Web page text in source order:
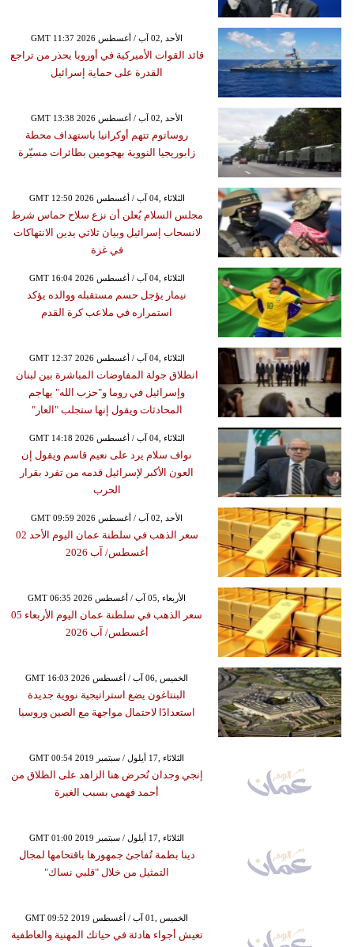
GMT 11:37 2026 الأحد ,02 آب / أغسطس
قائد القوات الأميركية في أوروبا يحذر من تراجع
القدرة على حماية إسرائيل
GMT 13:38 2026 الأحد ,02 آب / أغسطس
روساتوم تتهم أوكرانيا باستهداف محطة
زابوريجيا النووية بهجومين بطائرات مسيّرة
GMT 12:50 2026 الثلاثاء ,04 آب / أغسطس
مجلس السلام يُعلن أن نزع سلاح حماس شرط
لانسحاب إسرائيل وبيان ثلاثي يدين الانتهاكات
في غزة
GMT 16:04 2026 الثلاثاء ,04 آب / أغسطس
نيمار يؤجل حسم مستقبله ووالده يؤكد
استمراره في ملاعب كرة القدم
GMT 12:37 2026 الثلاثاء ,04 آب / أغسطس
انطلاق جولة المفاوضات المباشرة بين لبنان
وإسرائيل في روما و"حزب الله" يهاجم
المحادثات ويقول إنها ستجلب "العار"
GMT 14:18 2026 الثلاثاء ,04 آب / أغسطس
نواف سلام يرد على نعيم قاسم ويقول إن
العون الأكبر لإسرائيل قدمه من تفرد بقرار
الحرب
GMT 09:59 2026 الأحد ,02 آب / أغسطس
سعر الذهب في سلطنة عمان اليوم الأحد 02
أغسطس/ آب 2026
GMT 06:35 2026 الأربعاء ,05 آب / أغسطس
سعر الذهب في سلطنة عمان اليوم الأربعاء 05
أغسطس/ آب 2026
GMT 16:03 2026 الخميس ,06 آب / أغسطس
البنتاغون يضع استراتيجية نووية جديدة
استعدادًا لاحتمال مواجهة مع الصين وروسيا
GMT 00:54 2019 الثلاثاء ,17 أيلول / سبتمبر
إنجي وجدان تُحرض هنا الزاهد على الطلاق من
أحمد فهمي بسبب الغيرة
GMT 01:00 2019 الثلاثاء ,17 أيلول / سبتمبر
دينا بطمة تُفاجئ جمهورها باقتحامها لمجال
التمثيل من خلال "قلبي نساك"
GMT 09:52 2019 الخميس ,01 آب / أغسطس
تعيش أجواء هادئة في حياتك المهنية والعاطفية